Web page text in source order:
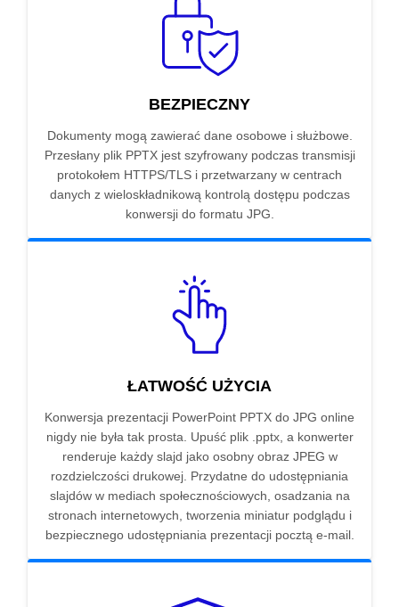
BEZPIECZNY
Dokumenty mogą zawierać dane osobowe i służbowe.
Przesłany plik PPTX jest szyfrowany podczas transmisji
protokołem HTTPS/TLS i przetwarzany w centrach
danych z wieloskładnikową kontrolą dostępu podczas
konwersji do formatu JPG.
ŁATWOŚĆ UŻYCIA
Konwersja prezentacji PowerPoint PPTX do JPG online
nigdy nie była tak prosta. Upuść plik .pptx, a konwerter
renderuje każdy slajd jako osobny obraz JPEG w
rozdzielczości drukowej. Przydatne do udostępniania
slajdów w mediach społecznościowych, osadzania na
stronach internetowych, tworzenia miniatur podglądu i
bezpiecznego udostępniania prezentacji pocztą e-mail.